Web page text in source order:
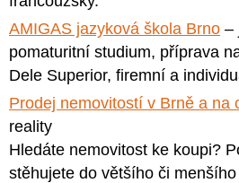
AMIGAS jazyková škola Brno –
pomaturitní studium, příprava
Dele Superior, firemní a
Prodej nemovitostí v Brně a na
reality
Hledáte nemovitost ke koupi?
stěhujete do většího či